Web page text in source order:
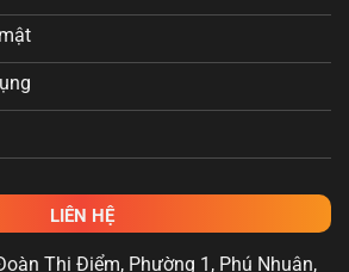
LIÊN HỆ
Thị Điểm, Phường 1, Phú Nhuận,